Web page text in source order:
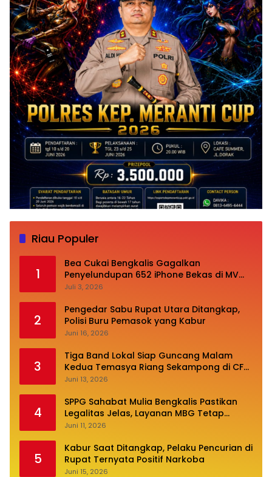
Riau Populer
1
Bea Cukai Bengkalis Gagalkan
Penyelundupan 652 iPhone Bekas di MV
Oceanna 5
Juli 3, 2026
2
Pengedar Sabu Rupat Utara Ditangkap,
Polisi Buru Pemasok yang Kabur
Juni 16, 2026
3
Tiga Band Lokal Siap Guncang Malam
Kedua Temasya Riang Sekampong di CFN
Jalan Pembangunan
Juni 13, 2026
4
SPPG Sahabat Mulia Bengkalis Pastikan
Legalitas Jelas, Layanan MBG Tetap
Optimal
Juni 11, 2026
5
Kabur Saat Ditangkap, Pelaku Pencurian di
Rupat Ternyata Positif Narkoba
Juni 15, 2026